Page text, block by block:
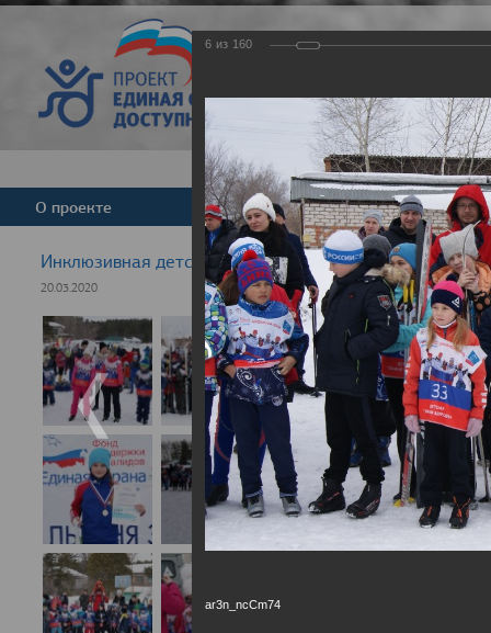
Версия для
О проекте Команда Новости
Инклюзивная детская гонка "Лыжня здоровья" 2020
20.03.2020
6 из 160
ar3n_ncCm74